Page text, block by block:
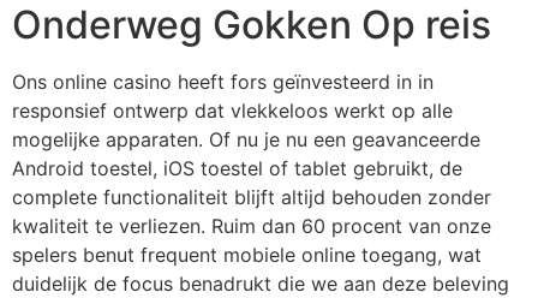
Onderweg Gokken Op reis
Ons online casino heeft fors geïnvesteerd in in
responsief ontwerp dat vlekkeloos werkt op alle
mogelijke apparaten. Of nu je nu een geavanceerde
Android toestel, iOS toestel of tablet gebruikt, de
complete functionaliteit blijft altijd behouden zonder
kwaliteit te verliezen. Ruim dan 60 procent van onze
spelers benut frequent mobiele online toegang, wat
duidelijk de focus benadrukt die we aan deze beleving